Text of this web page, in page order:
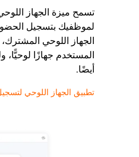
تسمح ميزة الجهاز
لموظفيك بتسجيل
الجهاز اللوحي
المستخدم جهازًا لوحيًّا،
أيضًا.
تطبيق الجهاز اللوحي